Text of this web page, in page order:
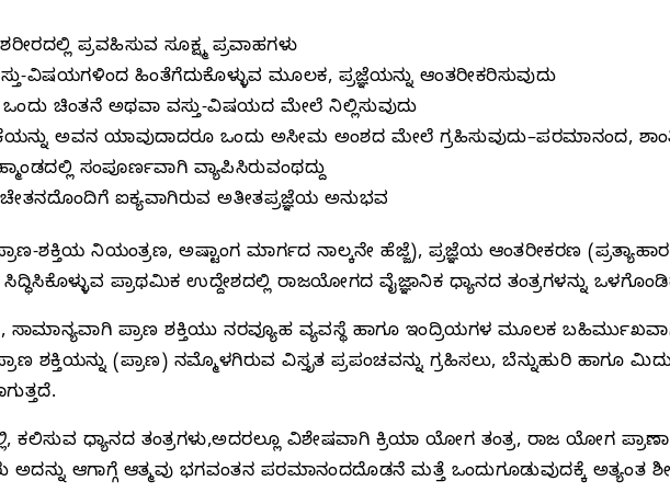
ಪ್ರವಹಿಸುವ ಸೂಕ್ಷ್ಮ ಪ್ರವಾಹಗಳು
ವಿಷಯಗಳಿಂದ ಹಿಂತೆಗೆದುಕೊಳ್ಳುವ ಮೂಲಕ, ಪ್ರಜ್ಞೆಯನ್ನು ಆಂತರೀಕರಿಸುವುದು
ಒಂದು ಚಿಂತನೆ ಅಥವಾ ವಸ್ತು-ವಿಷಯದ ಮೇಲೆ ನಿಲ್ಲಿಸುವುದು
ಅವನ ಯಾವುದಾದರೂ ಒಂದು ಅಸೀಮ ಅಂಶದ ಮೇಲೆ ಗ್ರಹಿಸುವುದು–ಪರಮಾನಂದ,
ಸಂಪೂರ್ಣವಾಗಿ ವ್ಯಾಪಿಸಿರುವಂಥದ್ದು
ಚೇತನದೊಂದಿಗೆ ಐಕ್ಯವಾಗಿರುವ ಅತೀತಪ್ರಜ್ಞೆಯ ಅನುಭವ
ಶಕ್ತಿಯ ನಿಯಂತ್ರಣ, ಅಷ್ಟಾಂಗ ಮಾರ್ಗದ ನಾಲ್ಕನೇ ಹೆಜ್ಜೆ), ಪ್ರಜ್ಞೆಯ ಆಂತರೀಕರಣ
ಪ್ರಾಥಮಿಕ ಉದ್ದೇಶದಲ್ಲಿ ರಾಜಯೋಗದ ವೈಜ್ಞಾನಿಕ ಧ್ಯಾನದ ತಂತ್ರಗಳನ್ನು
ಸಾಮಾನ್ಯವಾಗಿ ಪ್ರಾಣ ಶಕ್ತಿಯು ನರವ್ಯೂಹ ವ್ಯವಸ್ಥೆ ಹಾಗೂ ಇಂದ್ರಿಯಗಳ ಮೂಲಕ
ಶಕ್ತಿಯನ್ನು (ಪ್ರಾಣ) ನಮ್ಮೊಳಗಿರುವ ವಿಸ್ತೃತ ಪ್ರಪಂಚವನ್ನು ಗ್ರಹಿಸಲು, ಬೆನ್ನುಹುರಿ ಹಾಗೂ
, ಕಲಿಸುವ ಧ್ಯಾನದ ತಂತ್ರಗಳು,ಅದರಲ್ಲೂ ವಿಶೇಷವಾಗಿ ಕ್ರಿಯಾ ಯೋಗ ತಂತ್ರ, ರಾಜ ಯೋಗ
ಆಗಾಗ್ಗೆ ಆತ್ಮವು ಭಗವಂತನ ಪರಮಾನಂದದೊಡನೆ ಮತ್ತೆ ಒಂದುಗೂಡುವುದಕ್ಕೆ ಅತ್ಯಂತ